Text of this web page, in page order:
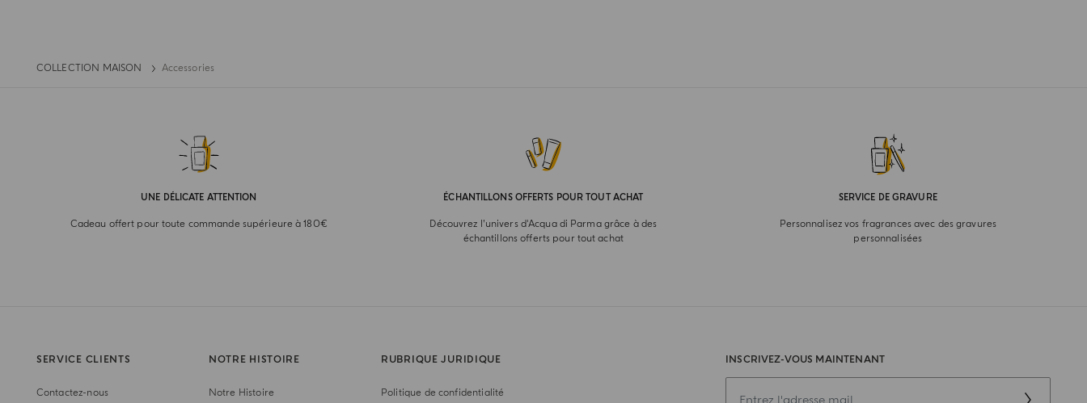
COLLECTION MAISON Accessories
UNE DÉLICATE ATTENTION
Cadeau offert pour toute commande supérieure à 180€
ÉCHANTILLONS OFFERTS POUR TOUT ACHAT
Découvrez l’univers d'Acqua di Parma grâce à des
échantillons offerts pour tout achat
SERVICE DE GRAVURE
Personnalisez vos fragrances avec des gravures
personnalisées
INSCRIVEZ-VOUS MAINTENANT
SERVICE CLIENTS
Contactez-nous
NOTRE HISTOIRE
Notre Histoire
RUBRIQUE JURIDIQUE
Politique de confidentialité